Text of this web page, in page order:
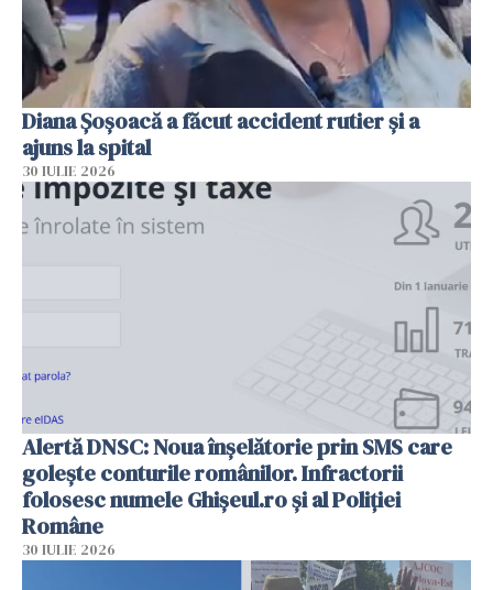
Diana Șoșoacă a făcut accident rutier și a
ajuns la spital
30 IULIE 2026
Alertă DNSC: Noua înșelătorie prin SMS care
golește conturile românilor. Infractorii
folosesc numele Ghișeul.ro și al Poliției
Române
30 IULIE 2026